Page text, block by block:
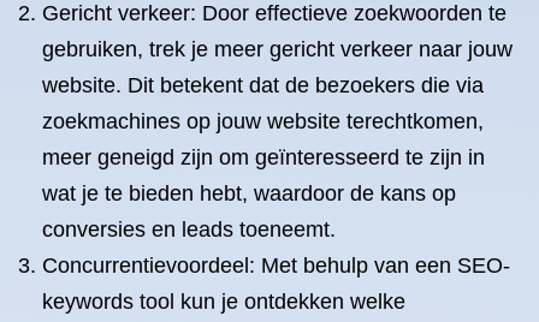
Gericht verkeer: Door effectieve zoekwoorden te
gebruiken, trek je meer gericht verkeer naar jouw
website. Dit betekent dat de bezoekers die via
zoekmachines op jouw website terechtkomen,
meer geneigd zijn om geïnteresseerd te zijn in
wat je te bieden hebt, waardoor de kans op
conversies en leads toeneemt.
Concurrentievoordeel: Met behulp van een SEO-
keywords tool kun je ontdekken welke